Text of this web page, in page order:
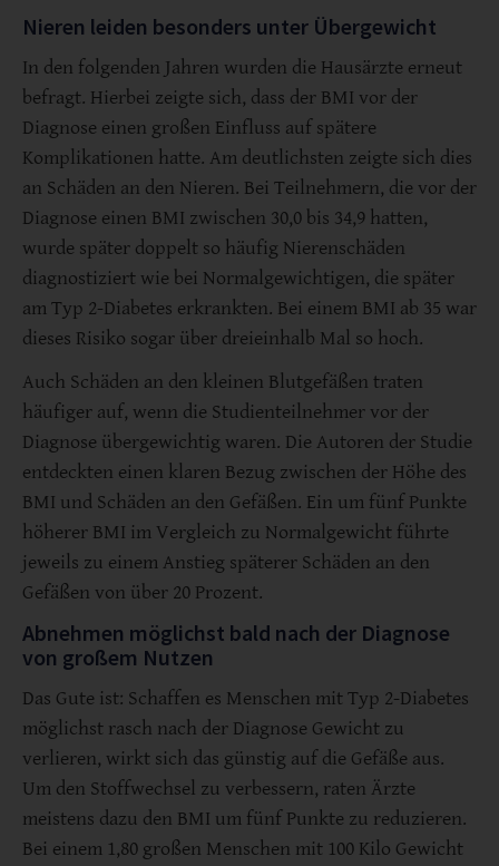
Nieren leiden besonders unter Übergewicht
In den folgenden Jahren wurden die Hausärzte erneut
befragt. Hierbei zeigte sich, dass der BMI vor der
Diagnose einen großen Einfluss auf spätere
Komplikationen hatte. Am deutlichsten zeigte sich dies
an Schäden an den Nieren. Bei Teilnehmern, die vor der
Diagnose einen BMI zwischen 30,0 bis 34,9 hatten,
wurde später doppelt so häufig Nierenschäden
diagnostiziert wie bei Normalgewichtigen, die später
am Typ 2-Diabetes erkrankten. Bei einem BMI ab 35 war
dieses Risiko sogar über dreieinhalb Mal so hoch.
Auch Schäden an den kleinen Blutgefäßen traten
häufiger auf, wenn die Studienteilnehmer vor der
Diagnose übergewichtig waren. Die Autoren der Studie
entdeckten einen klaren Bezug zwischen der Höhe des
BMI und Schäden an den Gefäßen. Ein um fünf Punkte
höherer BMI im Vergleich zu Normalgewicht führte
jeweils zu einem Anstieg späterer Schäden an den
Gefäßen von über 20 Prozent.
Abnehmen möglichst bald nach der Diagnose
von großem Nutzen
Das Gute ist: Schaffen es Menschen mit Typ 2-Diabetes
möglichst rasch nach der Diagnose Gewicht zu
verlieren, wirkt sich das günstig auf die Gefäße aus.
Um den Stoffwechsel zu verbessern, raten Ärzte
meistens dazu den BMI um fünf Punkte zu reduzieren.
Bei einem 1,80 großen Menschen mit 100 Kilo Gewicht